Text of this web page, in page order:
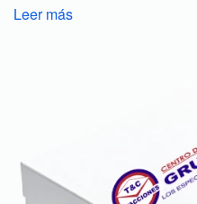
Leer más